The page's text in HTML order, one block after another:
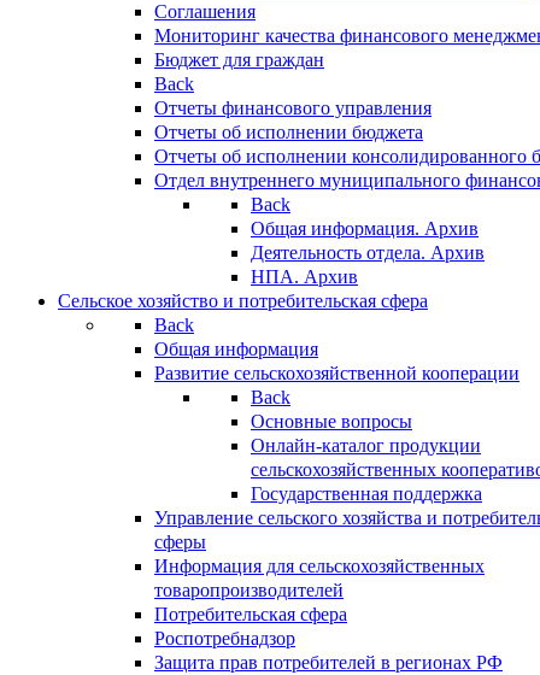
Соглашения
Мониторинг качества финансового
Бюджет для граждан
Back
Отчеты финансового управления
Отчеты об исполнении бюджета
Отчеты об исполнении консолидированного
Отдел внутреннего муниципального
Back
Общая информация. Архив
Деятельность отдела. Архив
НПА. Архив
Сельское хозяйство и потребительская сфера
Back
Общая информация
Развитие сельскохозяйственной кооперации
Back
Основные вопросы
Онлайн-каталог продукции
сельскохозяйственных
Государственная поддержка
Управление сельского хозяйства и
сферы
Информация для сельскохозяйственных
товаропроизводителей
Потребительская сфера
Роспотребнадзор
Защита прав потребителей в регионах РФ